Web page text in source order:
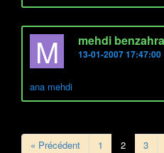
M mehdi benzahra
13-01-2007 17:47:00
ana mehdi
« Précédent 1 2 3